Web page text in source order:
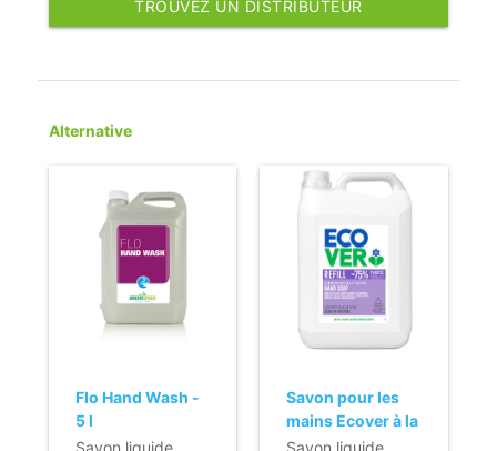
TROUVEZ UN DISTRIBUTEUR
Alternative
Flo Hand Wash -
5 l
Savon pour les
mains Ecover à la
lavande - 5 l - 11